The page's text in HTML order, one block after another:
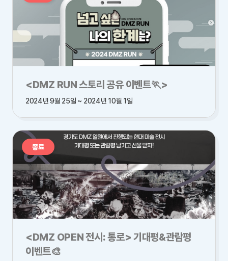
<DMZ RUN 스토리 공유 이벤트🏃>
2024년 9월 25일 ~ 2024년 10월 1일
종료
<DMZ OPEN 전시: 통로> 기대평&관람평
이벤트🎨